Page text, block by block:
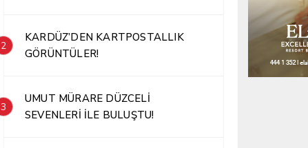
2
KARDÜZ’DEN KARTPOSTALLIK
GÖRÜNTÜLER!
3
UMUT MÜRARE DÜZCELİ
SEVENLERİ İLE BULUŞTU!